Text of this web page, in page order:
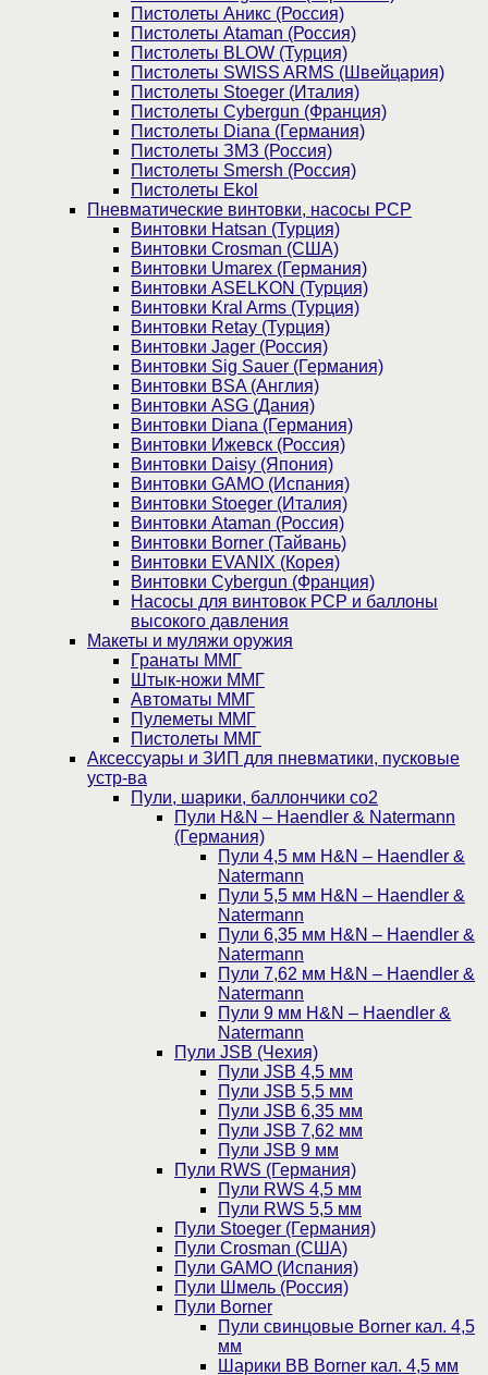
Пистолеты Аникс (Россия)
Пистолеты Ataman (Россия)
Пистолеты BLOW (Турция)
Пистолеты SWISS ARMS (Швейцария)
Пистолеты Stoeger (Италия)
Пистолеты Cybergun (Франция)
Пистолеты Diana (Германия)
Пистолеты ЗМЗ (Россия)
Пистолеты Smersh (Россия)
Пистолеты Ekol
Пневматические винтовки, насосы PCP
Винтовки Hatsan (Турция)
Винтовки Crosman (США)
Винтовки Umarex (Германия)
Винтовки ASELKON (Турция)
Винтовки Kral Arms (Турция)
Винтовки Retay (Турция)
Винтовки Jager (Россия)
Винтовки Sig Sauer (Германия)
Винтовки BSA (Англия)
Винтовки ASG (Дания)
Винтовки Diana (Германия)
Винтовки Ижевск (Россия)
Винтовки Daisy (Япония)
Винтовки GAMO (Испания)
Винтовки Stoeger (Италия)
Винтовки Ataman (Россия)
Винтовки Borner (Тайвань)
Винтовки EVANIX (Корея)
Винтовки Cybergun (Франция)
Насосы для винтовок PCP и баллоны
высокого давления
Макеты и муляжи оружия
Гранаты ММГ
Штык-ножи ММГ
Автоматы ММГ
Пулеметы ММГ
Пистолеты ММГ
Аксессуары и ЗИП для пневматики, пусковые
устр-ва
Пули, шарики, баллончики со2
Пули H&N – Haendler & Natermann
(Германия)
Пули 4,5 мм H&N – Haendler &
Natermann
Пули 5,5 мм H&N – Haendler &
Natermann
Пули 6,35 мм H&N – Haendler &
Natermann
Пули 7,62 мм H&N – Haendler &
Natermann
Пули 9 мм H&N – Haendler &
Natermann
Пули JSB (Чехия)
Пули JSB 4,5 мм
Пули JSB 5,5 мм
Пули JSB 6,35 мм
Пули JSB 7,62 мм
Пули JSB 9 мм
Пули RWS (Германия)
Пули RWS 4,5 мм
Пули RWS 5,5 мм
Пули Stoeger (Германия)
Пули Crosman (США)
Пули GAMO (Испания)
Пули Шмель (Россия)
Пули Borner
Пули свинцовые Borner кал. 4,5
мм
Шарики BB Borner кал. 4,5 мм